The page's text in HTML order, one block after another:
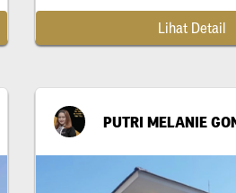
Lihat Detail